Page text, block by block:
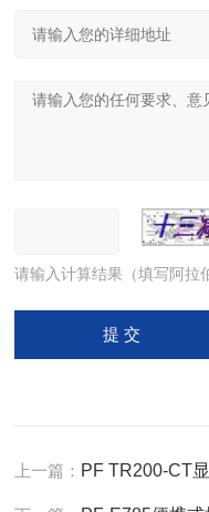
请输入计算结果（填写阿拉
上一篇： PF TR200-CT